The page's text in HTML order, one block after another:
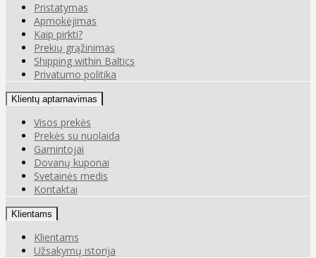
Pristatymas
Apmokėjimas
Kaip pirkti?
Prekių grąžinimas
Shipping within Baltics
Privatumo politika
Klientų aptarnavimas
Visos prekės
Prekės su nuolaida
Gamintojai
Dovanų kuponai
Svetainės medis
Kontaktai
Klientams
Klientams
Užsakymų istorija